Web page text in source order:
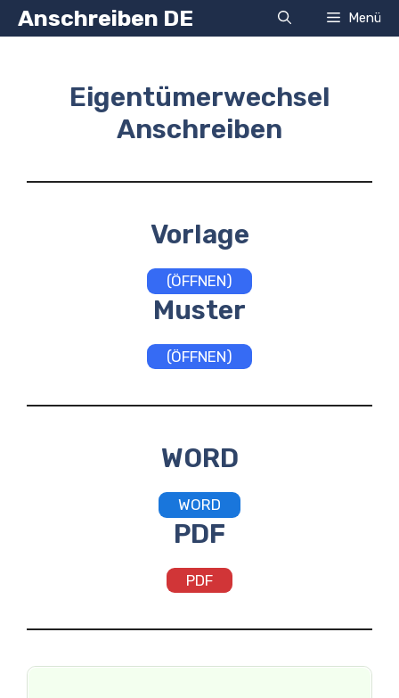
Zum
Inhalt
Anschreiben DE Menü
Eigentümerwechsel
Anschreiben
Vorlage
(ÖFFNEN)
Muster
(ÖFFNEN)
WORD
WORD
PDF
PDF